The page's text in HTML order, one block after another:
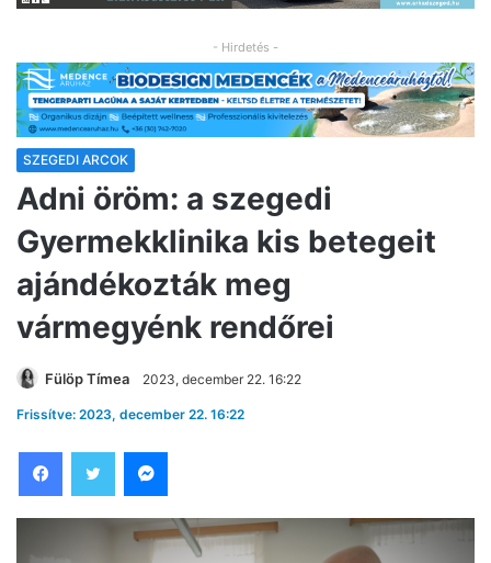
- Hirdetés -
SZEGEDI ARCOK
Adni öröm: a szegedi
Gyermekklinika kis betegeit
ajándékozták meg
vármegyénk rendőrei
Fülöp Tímea 2023, december 22. 16:22
Frissítve: 2023, december 22. 16:22